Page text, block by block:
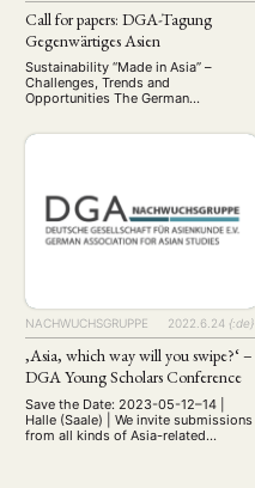
Call for papers: DGA-Tagung
Gegenwärtiges Asien
Sustainability “Made in Asia” –
Challenges, Trends and
Opportunities The German
biennial conference which will be
submission is 1 March 2023.
Sustainability “Made in Asia” —
Challenges, Trends and
Opportunities Call for …
NACHWUCHSGRUPPE 2022.6.24 {:de}
‚Asia, which way will you swipe?‘ –
DGA Young Scholars Conference
Save the Date: 2023-05-12–14 |
Halle (Saale) | We invite submissions
from all kinds of Asia-related